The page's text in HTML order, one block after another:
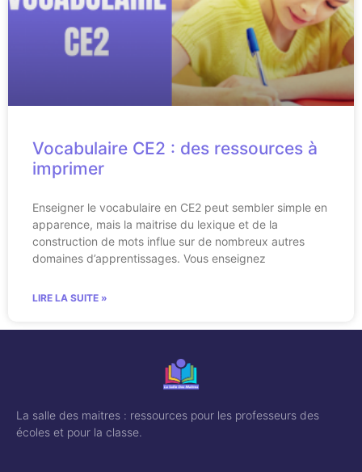
Vocabulaire CE2 : des ressources à
imprimer
Enseigner le vocabulaire en CE2 peut sembler simple en
apparence, mais la maitrise du lexique et de la
construction de mots influe sur de nombreux autres
domaines d’apprentissages. Vous enseignez
LIRE LA SUITE »
La salle des maitres : ressources pour les professeurs des
écoles et pour la classe.